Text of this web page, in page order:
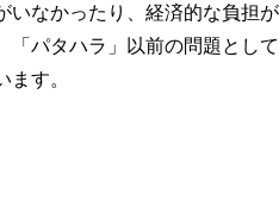
なかったり、経済的な負担
パタハラ」以前の問題とし
す。